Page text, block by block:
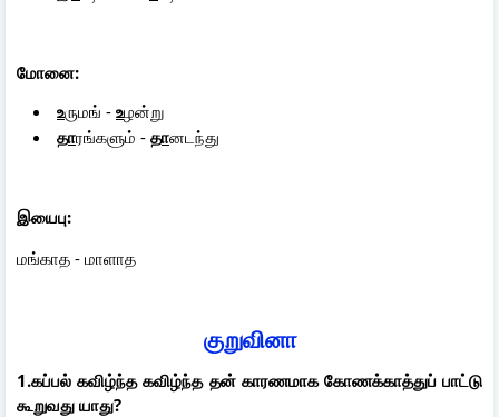
மோனை:
உருமங் - உழன்று
தாரங்களும் - தானடந்து
இயைபு:
மங்காத - மாளாத
குறுவினா
1.கப்பல் கவிழ்ந்த கவிழ்ந்த தன் காரணமாக கோணக்காத்துப் பாட்டு
கூறுவது யாது?